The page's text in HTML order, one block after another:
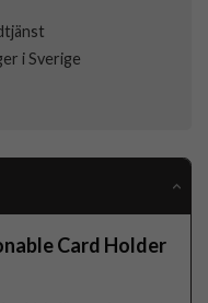
i Sverige
Card Holder